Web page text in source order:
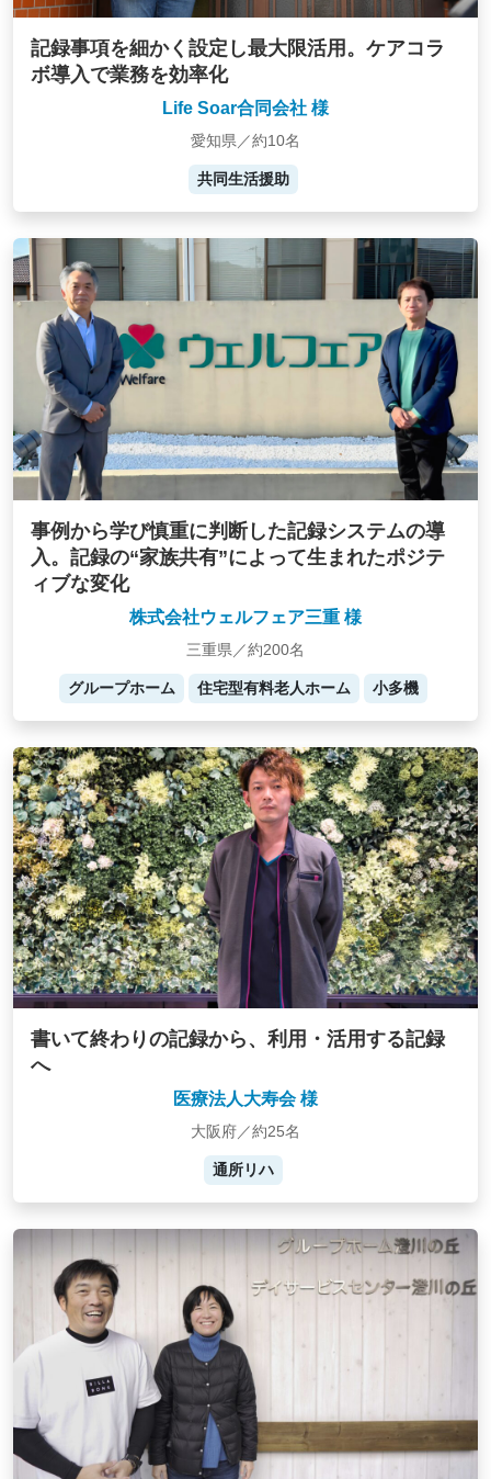
記録事項を細かく設定し最大限活用。ケアコラ
ボ導入で業務を効率化
Life Soar合同会社 様
愛知県／約10名
共同生活援助
事例から学び慎重に判断した記録システムの導
入。記録の“家族共有”によって生まれたポジテ
ィブな変化
株式会社ウェルフェア三重 様
三重県／約200名
グループホーム 住宅型有料老人ホーム 小多機
書いて終わりの記録から、利用・活用する記録
へ
医療法人大寿会 様
大阪府／約25名
通所リハ